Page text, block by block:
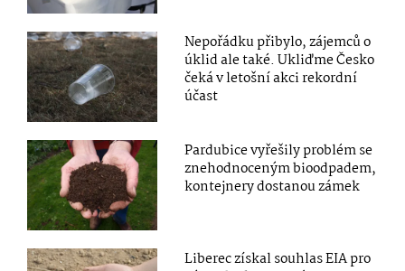
Nepořádku přibylo, zájemců o
úklid ale také. Ukliďme Česko
čeká v letošní akci rekordní
účast
Pardubice vyřešily problém se
znehodnoceným bioodpadem,
kontejnery dostanou zámek
Liberec získal souhlas EIA pro